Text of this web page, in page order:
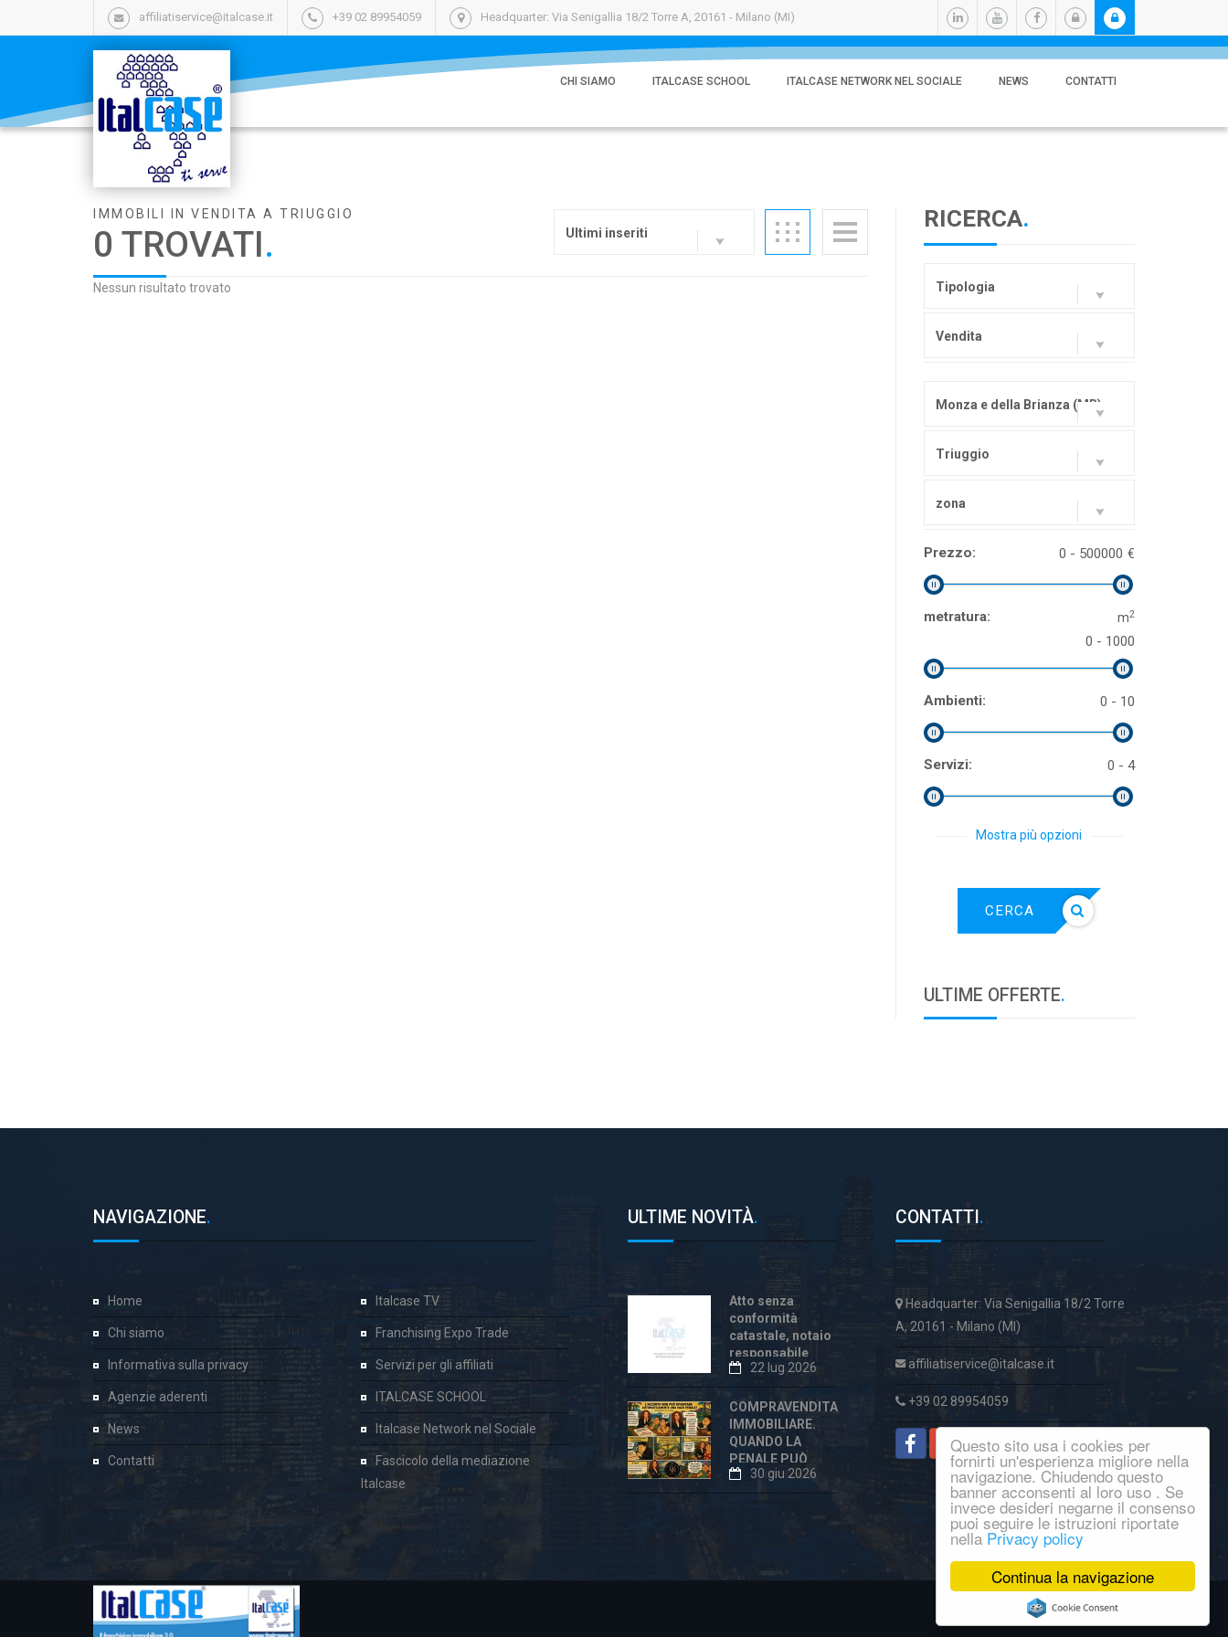
Continua la navigazione
Questo sito usa i cookies per
fornirti un'esperienza migliore nella
navigazione. Chiudendo questo
banner acconsenti al loro uso . Se
invece desideri negarne il consenso
puoi seguire le istruzioni riportate
nella Privacy policy
Cookie Consent plugin for the EU cookie law
affiliatiservice@italcase.it +39 02 89954059 Headquarter: Via Senigallia 18/2 Torre A, 20161 - Milano (MI)
CHI SIAMO ITALCASE SCHOOL ITALCASE NETWORK NEL SOCIALE NEWS CONTATTI
IMMOBILI IN VENDITA A TRIUGGIO
0 TROVATI. Ultimi inseriti
Nessun risultato trovato
RICERCA.
Tipologia
Vendita
Monza e della Brianza (MB)
Triuggio
zona
Prezzo: €
0 - 500000
metratura: m2
0 - 1000
Ambienti: 0 - 10
Servizi: 0 - 4
Mostra più opzioni
CERCA
ULTIME OFFERTE.
NAVIGAZIONE.
Home
Chi siamo
Informativa sulla privacy
Agenzie aderenti
News
Contatti
Italcase TV
Franchising Expo Trade
Servizi per gli affiliati
ITALCASE SCHOOL
Italcase Network nel Sociale
Fascicolo della mediazione
Italcase
ULTIME NOVITÀ.
Atto senza
conformità
catastale, notaio
responsabile
anche dopo la
«correzione»
22 lug 2026
COMPRAVENDITA
IMMOBILIARE.
QUANDO LA
PENALE PUÒ
ESSERE
ECCESSIVA E
30 giu 2026
CONTATTI .
Headquarter: Via Senigallia 18/2 Torre
A, 20161 - Milano (MI)
affiliatiservice@italcase.it
+39 02 89954059
© Copyright 2016Macroware